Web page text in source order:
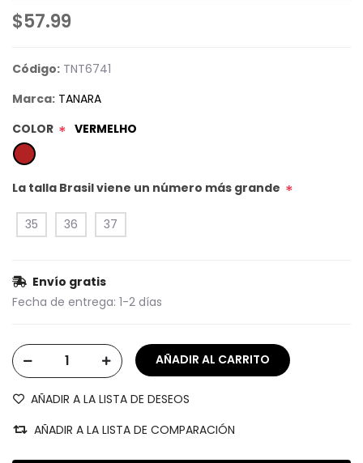
$57.99
Código: TNT6741
Marca: TANARA
COLOR * VERMELHO
La talla Brasil viene un número más grande *
35 36 37
Envío gratis
Fecha de entrega: 1-2 días
AÑADIR A LA LISTA DE DESEOS
AÑADIR A LA LISTA DE COMPARACIÓN